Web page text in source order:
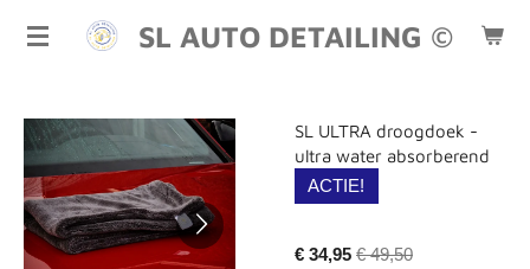
Ga
de
hoofdinhoud
SL AUTO DETAILING ©
SL ULTRA droogdoek -
ultra water absorberend
ACTIE!
€ 34,95 € 49,50